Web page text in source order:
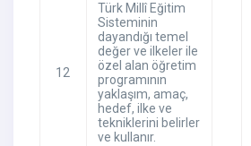
12
Türk Millî Eğitim
Sisteminin
dayandığı temel
değer ve ilkeler ile
özel alan öğretim
programının
yaklaşım, amaç,
hedef, ilke ve
tekniklerini belirler
ve kullanır.